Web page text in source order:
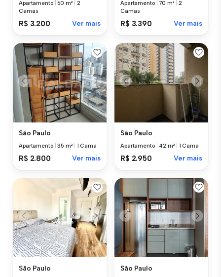
Apartamento 60 m²
2
Camas
R$ 3.200 Ver mais
Apartamento |70 m²
2
Camas
R$ 3.390 Ver mais
São Paulo
Apartamento |35 m² 1 Cama
R$ 2.800 Ver mais
São Paulo
Apartamento 42 m² 1 Cama
R$ 2.950 Ver mais
São Paulo São Paulo